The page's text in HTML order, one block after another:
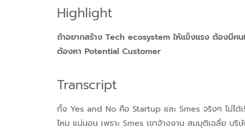
Highlight
ถ้าอยากสร้าง Tech ecosystem ให้แข็งแรง ต้องมีคน
ต้องหา Potential Customer
Transcript
ทั้ง Yes and No คือ Startup และ Smes จริงๆ ไม่
ไหม แน่นอน เพราะ Smes เขาจ้างงาน สมมุติเฉลี่ย บ